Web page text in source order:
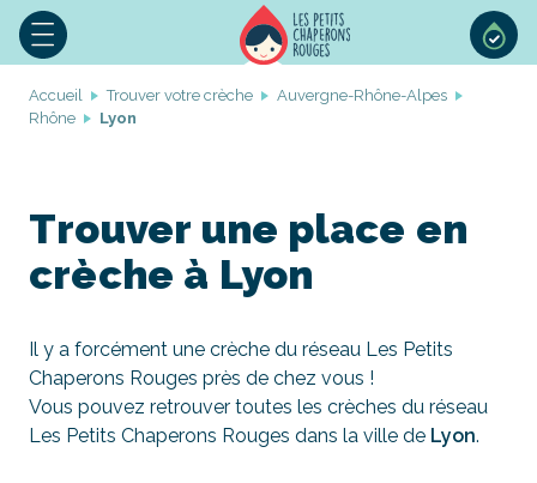
Accueil Trouver votre crèche
Auvergne-Rhône-Alpes
Rhône
Lyon
Trouver une place en
crèche à Lyon
Il y a forcément une crèche du réseau Les Petits
Chaperons Rouges près de chez vous !
Vous pouvez retrouver toutes les crèches du réseau
Les Petits Chaperons Rouges dans la ville de Lyon.